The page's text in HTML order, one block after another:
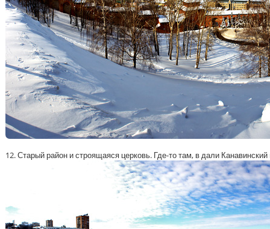
12. Старый район и строящаяся церковь. Где-то там, в дали Канавинский